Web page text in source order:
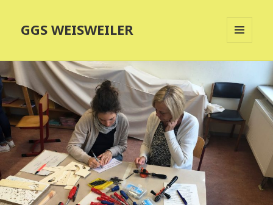
GGS WEISWEILER